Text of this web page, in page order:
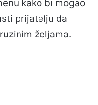
kako bi mogao
prijatelju da
željama.